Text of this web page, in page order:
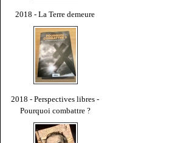
2018 - La Terre demeure
2018 - Perspectives libres -
Pourquoi combattre ?